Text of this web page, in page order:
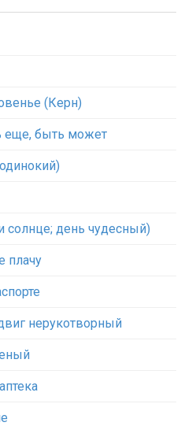
(Керн)
еще, быть может
солнце; день чудесный)
плачу
нерукотворный